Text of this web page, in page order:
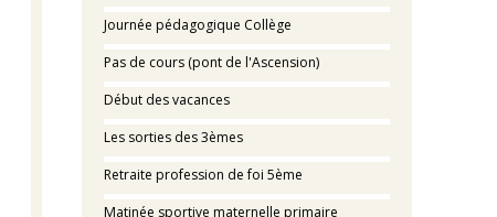
Journée pédagogique Collège
Pas de cours (pont de l'Ascension)
Début des vacances
Les sorties des 3èmes
Retraite profession de foi 5ème
Matinée sportive maternelle primaire